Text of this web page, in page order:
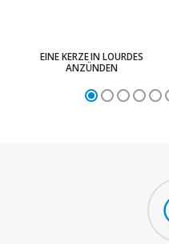
EINE KERZE IN LOURDES
ANZÜNDEN